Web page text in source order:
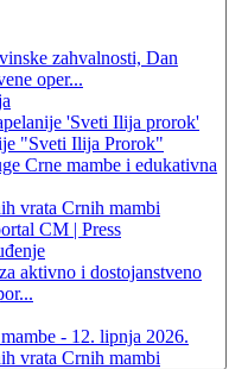
zahvalnosti, Dan
oper...
'Sveti Ilija prorok'
Crne mambe i edukativna
CM | Press
aktivno i dostojanstveno
- 12. lipnja 2026.